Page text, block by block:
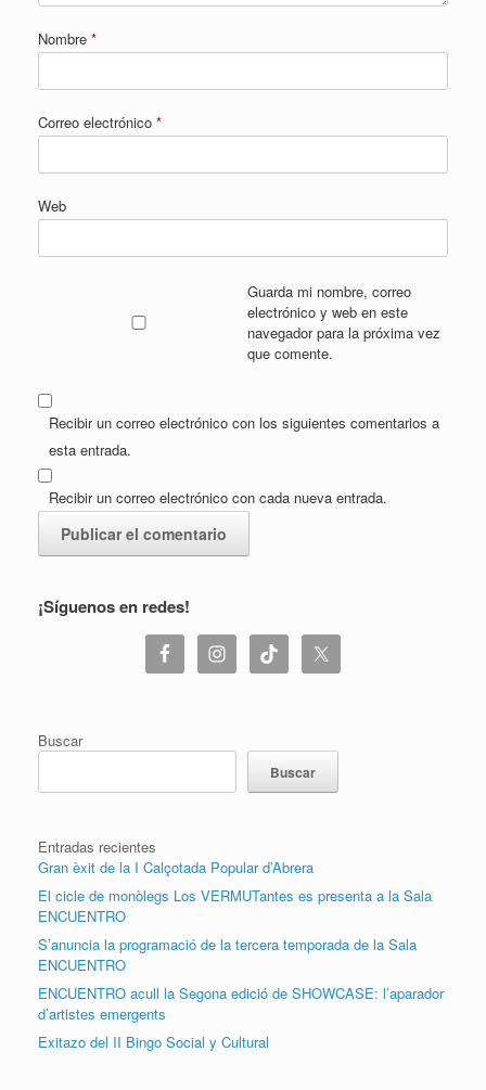
Nombre *
Correo electrónico *
Web
Guarda mi nombre, correo
electrónico y web en este
navegador para la próxima vez
que comente.
Recibir un correo electrónico con los siguientes comentarios a
esta entrada.
Recibir un correo electrónico con cada nueva entrada.
¡Síguenos en redes!
Buscar
Buscar
Entradas recientes
Gran èxit de la I Calçotada Popular d’Abrera
El cicle de monòlegs Los VERMUTantes es presenta a la Sala
ENCUENTRO
S’anuncia la programació de la tercera temporada de la Sala
ENCUENTRO
ENCUENTRO acull la Segona edició de SHOWCASE: l’aparador
d’artistes emergents
Exitazo del II Bingo Social y Cultural